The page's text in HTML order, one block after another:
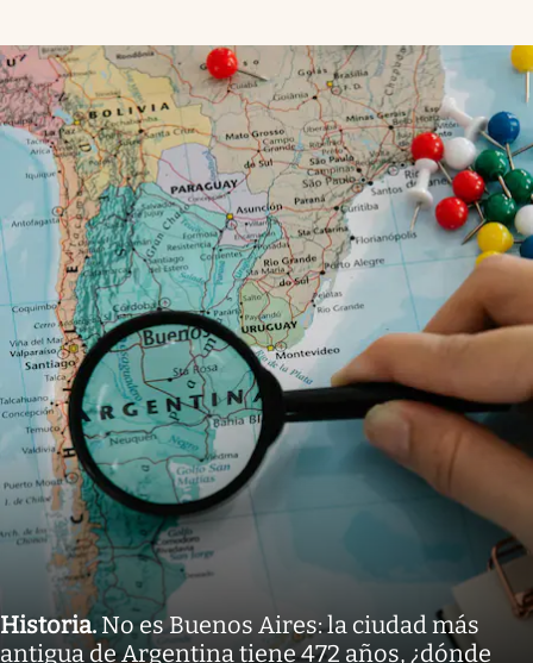
Historia. No es Buenos Aires: la ciudad más
antigua de Argentina tiene 472 años, ¿dónde